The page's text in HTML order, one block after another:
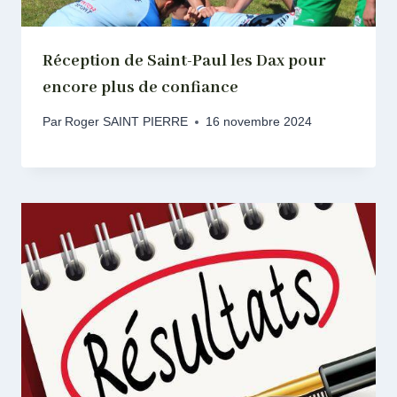
Réception de Saint-Paul les Dax pour
encore plus de confiance
Par Roger SAINT PIERRE 16 novembre 2024